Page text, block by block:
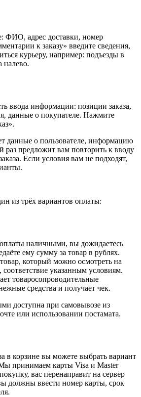
ФИО, адрес доставки, номер
к заказу» введите сведения,
курьеру, например: подъезды в
налево.
ввода информации: позиции заказа,
данные о покупателе. Нажмите
данные о пользователе, информацию
раз предложит вам повторить к вводу
Если условия вам не подходят,
из трёх вариантов оплаты:
наличными, вы дожидаетесь
ему сумму за товар в рублях.
который можно осмотреть на
указанным условиям.
товаросопроводительные
средства и получает чек.
доступна при самовывозе из
или использовании постамата.
в корзине вы можете выбрать вариант
принимаем карты Visa и Master
вас перенаправит на сервер
должны ввести номер карты, срок